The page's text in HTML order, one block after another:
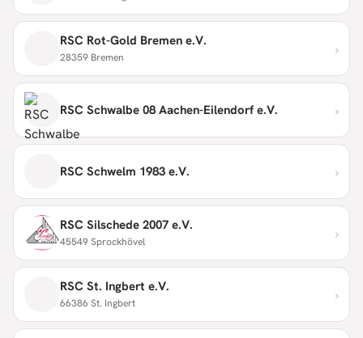
RSC Rot-Gold Bremen e.V.
28359 Bremen ›
RSC Schwalbe 08 Aachen-Eilendorf e.V. ›
RSC Schwelm 1983 e.V. ›
RSC Silschede 2007 e.V.
45549 Sprockhövel ›
RSC St. Ingbert e.V.
66386 St. Ingbert ›